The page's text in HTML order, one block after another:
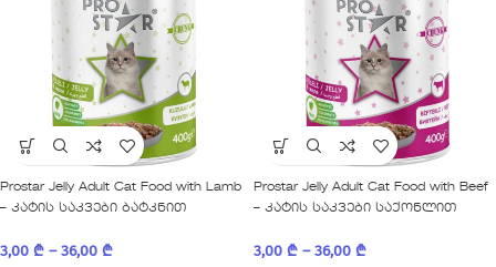
Prostar Jelly Adult Cat Food with Lamb
– კატის საკვები ბატკნით
3,00 ₾ – 36,00 ₾
Prostar Jelly Adult Cat Food with Beef
– კატის საკვები საქონლით
3,00 ₾ – 36,00 ₾